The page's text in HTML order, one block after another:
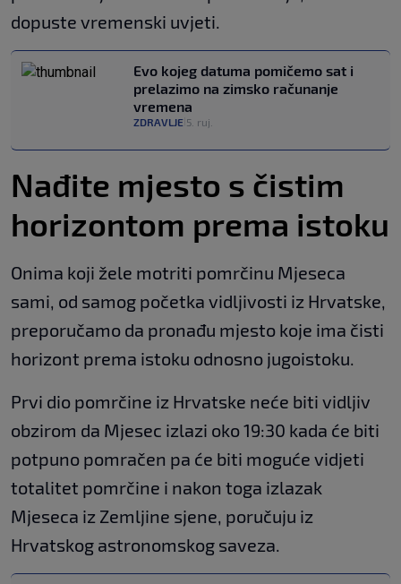
dopuste vremenski uvjeti.
Evo kojeg datuma pomičemo sat i
prelazimo na zimsko računanje
vremena
ZDRAVLJE 5. ruj.
Nađite mjesto s čistim
horizontom prema istoku
Onima koji žele motriti pomrčinu Mjeseca
sami, od samog početka vidljivosti iz Hrvatske,
preporučamo da pronađu mjesto koje ima čisti
horizont prema istoku odnosno jugoistoku.
Prvi dio pomrčine iz Hrvatske neće biti vidljiv
obzirom da Mjesec izlazi oko 19:30 kada će biti
potpuno pomračen pa će biti moguće vidjeti
totalitet pomrčine i nakon toga izlazak
Mjeseca iz Zemljine sjene, poručuju iz
Hrvatskog astronomskog saveza.